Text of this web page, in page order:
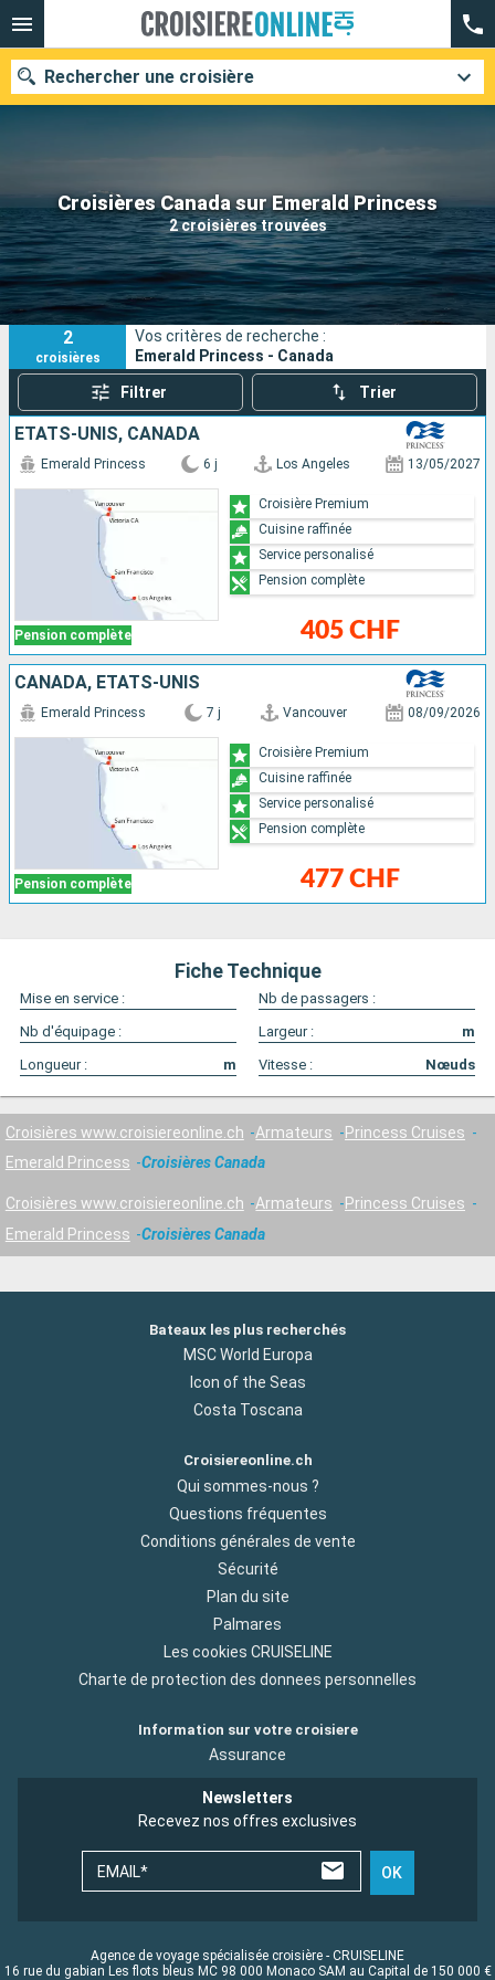
Croisières Canada sur Emerald Princess
2 croisières trouvées
Rechercher une croisière
Nos destinations
Mois de départ
Ports Compagnies
Rechercher
2
croisières
Vos critères de recherche :
Emerald Princess - Canada
Filtrer Trier
ÉTATS-UNIS, CANADA
Pension complète
Emerald Princess 6 j Los Angeles 13/05/2027
405 CHF
Croisière Premium
Cuisine raffinée
Service personalisé
Pension complète
CANADA, ÉTATS-UNIS
Pension complète
Emerald Princess 7 j Vancouver 08/09/2026
477 CHF
Croisière Premium
Cuisine raffinée
Service personalisé
Pension complète
Fiche Technique
Mise en service :
Nb de passagers :
Nb d'équipage :
Largeur :
m
Longueur :
m Vitesse : Nœuds
Croisières www.croisiereonline.ch Armateurs
Princess Cruises
Emerald Princess
Croisières Canada
Croisières www.croisiereonline.ch Armateurs
Princess Cruises
Emerald Princess
Croisières Canada
Bateaux les plus recherchés
MSC World Europa
Icon of the Seas
Costa Toscana
Croisiereonline.ch
Qui sommes-nous ?
Questions fréquentes
Conditions générales de vente
Sécurité
Plan du site
Palmares
Les cookies CRUISELINE
Charte de protection des donnees personnelles
Information sur votre croisiere
Assurance
Newsletters
Recevez nos offres exclusives
EMAIL* OK
Agence de voyage spécialisée croisière - CRUISELINE
16 rue du gabian Les flots bleus MC 98 000 Monaco SAM au Capital de 150 000 €